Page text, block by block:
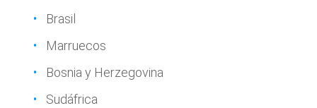
Brasil
Marruecos
Bosnia y Herzegovina
Sudáfrica